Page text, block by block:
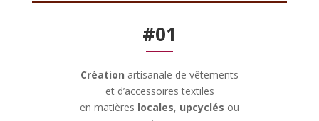
#01
Création artisanale de vêtements
et d’accessoires textiles
en matières locales, upcyclés ou